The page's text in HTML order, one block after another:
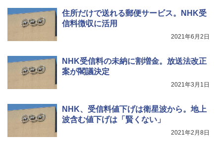
住所だけで送れる郵便サービス。NHK受
信料徴収に活用
2021年6月2日
NHK受信料の未納に割増金。放送法改正
案が閣議決定
2021年3月1日
NHK、受信料値下げは衛星波から。地上
波含む値下げは「賢くない」
2021年2月8日